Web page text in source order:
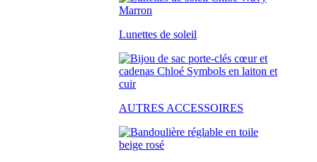
Lunettes de soleil
AUTRES ACCESSOIRES